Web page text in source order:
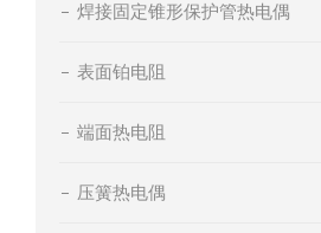
焊接固定锥形保护管热电偶
表面铂电阻
端面热电阻
压簧热电偶